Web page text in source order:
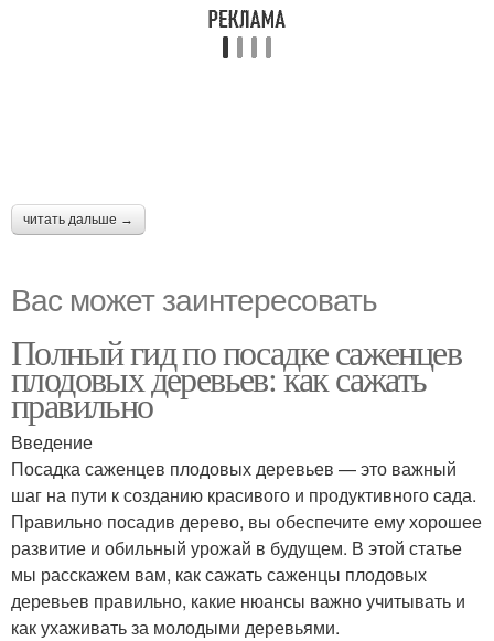
читать дальше →
Вас может заинтересовать
Полный гид по посадке саженцев
плодовых деревьев: как сажать
правильно
Введение
Посадка саженцев плодовых деревьев — это важный
шаг на пути к созданию красивого и продуктивного сада.
Правильно посадив дерево, вы обеспечите ему хорошее
развитие и обильный урожай в будущем. В этой статье
мы расскажем вам, как сажать саженцы плодовых
деревьев правильно, какие нюансы важно учитывать и
как ухаживать за молодыми деревьями.